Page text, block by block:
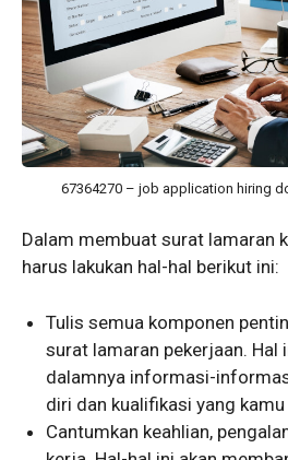
67364270 – job application hiring
Dalam membuat surat lamaran
harus lakukan hal-hal berikut ini:
Tulis semua komponen
surat lamaran pekerjaan. Hal
dalamnya informasi-
diri dan kualifikasi yang
Cantumkan keahlian,